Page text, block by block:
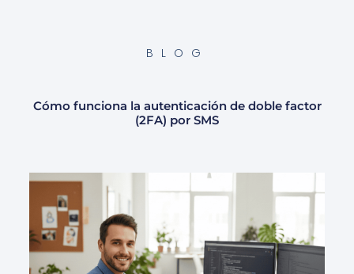
BLOG
Cómo funciona la autenticación de doble factor
(2FA) por SMS